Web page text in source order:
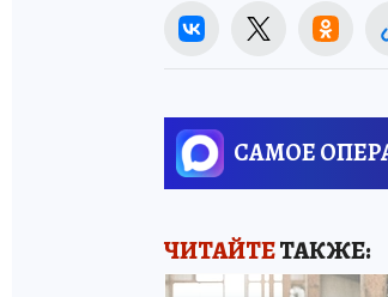
САМОЕ
ЧИТАЙТЕТАКЖЕ: